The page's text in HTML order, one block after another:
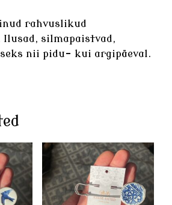
rahvuslikud
Ilusad, silmapaistvad,
nii pidu- kui argipäeval.